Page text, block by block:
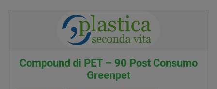
Compound di PET – 90 Post Consumo
Greenpet